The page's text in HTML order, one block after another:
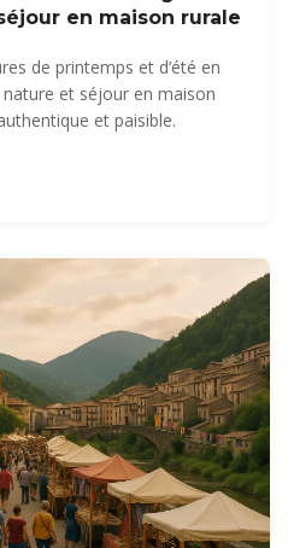
en maison rurale
de printemps et d’été en
et séjour en maison
et paisible.